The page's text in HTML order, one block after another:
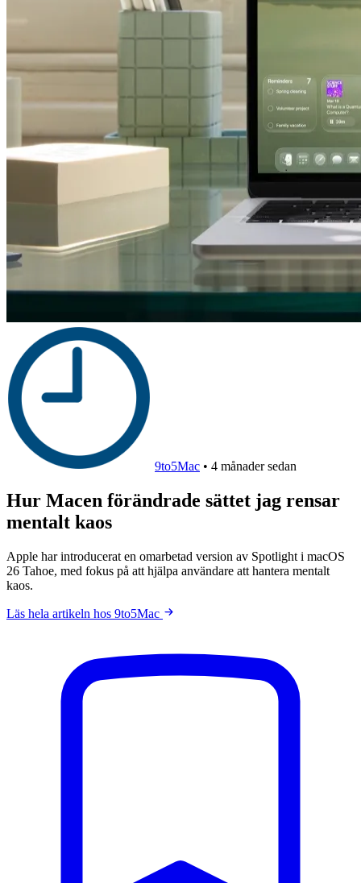
9to5Mac • 4 månader sedan
Hur Macen förändrade sättet jag rensar
mentalt kaos
Apple har introducerat en omarbetad version av Spotlight i macOS
26 Tahoe, med fokus på att hjälpa användare att hantera mentalt
kaos.
Läs hela artikeln hos 9to5Mac